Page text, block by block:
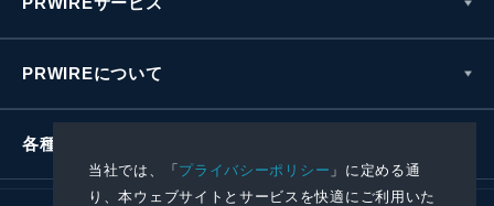
当社では、「プライバシーポリシー 」に定める通
り、本ウェブサイトとサービスを快適にご利用いた
PRWIREについて
各種お問い合わせ